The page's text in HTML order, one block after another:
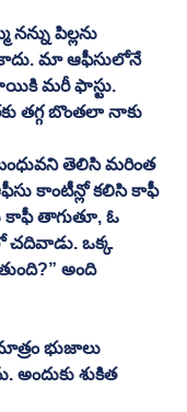
పిల్లను
మా ఆఫీసులోనే
మరీ ఫాస్టు.
తెలిసి మరింత
కాంటీన్లో కలిసి కాఫీ
కాఫీ తాగుతూ, ఓ
చదివాడు. ఒక్క
భుజాలు
అందుకు శుకిత